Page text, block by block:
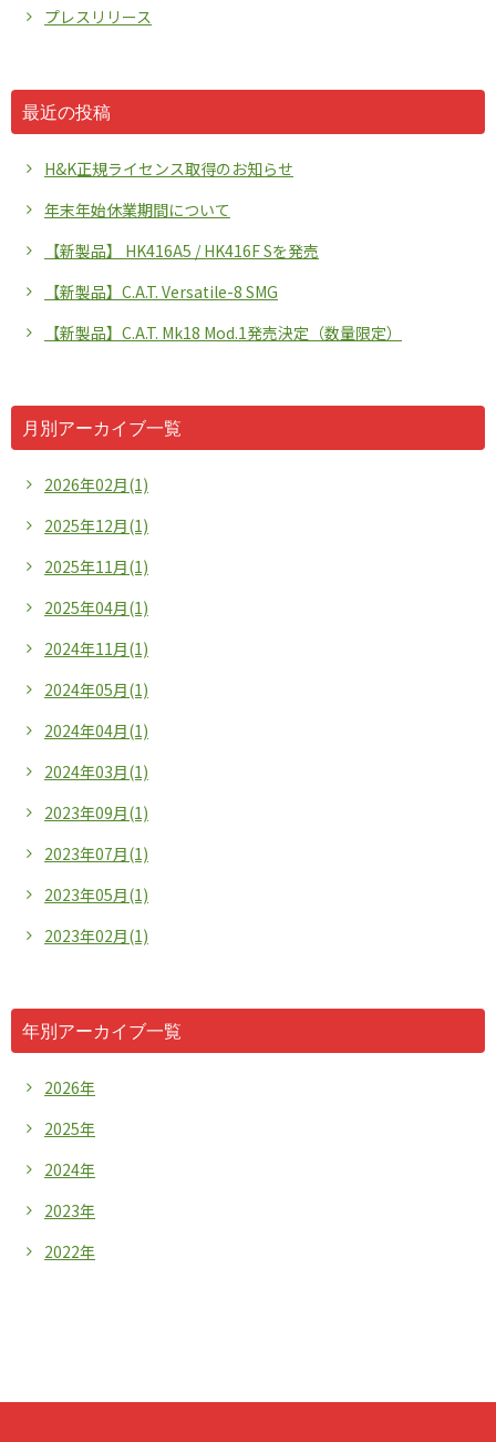
プレスリリース
最近の投稿
H&K正規ライセンス取得のお知らせ
年末年始休業期間について
【新製品】 HK416A5 / HK416F Sを発売
【新製品】C.A.T. Versatile-8 SMG
【新製品】C.A.T. Mk18 Mod.1発売決定（数量限定）
月別アーカイブ一覧
2026年02月(1)
2025年12月(1)
2025年11月(1)
2025年04月(1)
2024年11月(1)
2024年05月(1)
2024年04月(1)
2024年03月(1)
2023年09月(1)
2023年07月(1)
2023年05月(1)
2023年02月(1)
年別アーカイブ一覧
2026年
2025年
2024年
2023年
2022年